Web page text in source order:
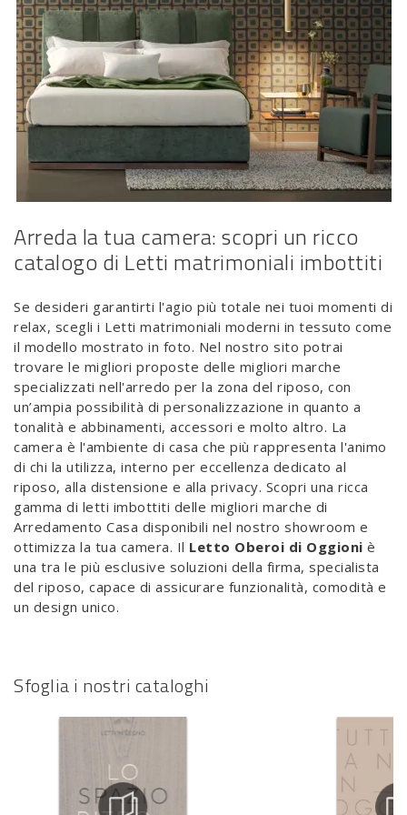
Arreda la tua camera: scopri un ricco
catalogo di Letti matrimoniali imbottiti
Se desideri garantirti l'agio più totale nei tuoi momenti di
relax, scegli i Letti matrimoniali moderni in tessuto come
il modello mostrato in foto. Nel nostro sito potrai
trovare le migliori proposte delle migliori marche
specializzati nell'arredo per la zona del riposo, con
un’ampia possibilità di personalizzazione in quanto a
tonalità e abbinamenti, accessori e molto altro. La
camera è l'ambiente di casa che più rappresenta l'animo
di chi la utilizza, interno per eccellenza dedicato al
riposo, alla distensione e alla privacy. Scopri una ricca
gamma di letti imbottiti delle migliori marche di
Arredamento Casa disponibili nel nostro showroom e
ottimizza la tua camera. Il Letto Oberoi di Oggioni è
una tra le più esclusive soluzioni della firma, specialista
del riposo, capace di assicurare funzionalità, comodità e
un design unico.
Sfoglia i nostri cataloghi